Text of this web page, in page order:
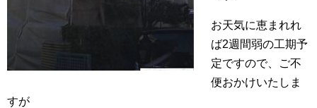
お天気に恵まれれ
ば2週間弱の工期予
定ですので、ご不
便おかけいたしま
すが